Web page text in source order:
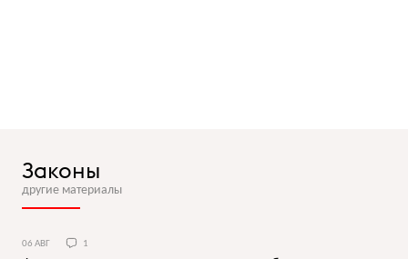
Законы
другие материалы
06 АВГ 1